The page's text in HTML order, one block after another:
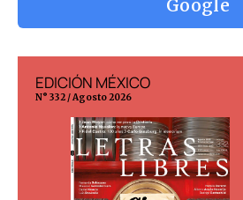
Google
EDICIÓN MÉXICO
N° 332 / Agosto 2026